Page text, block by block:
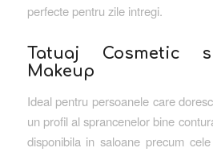
perfecte pentru zile intregi.
Tatuaj Cosmetic
Makeup
Ideal pentru persoanele care
un profil al sprancenelor bine
disponibila in saloane precum